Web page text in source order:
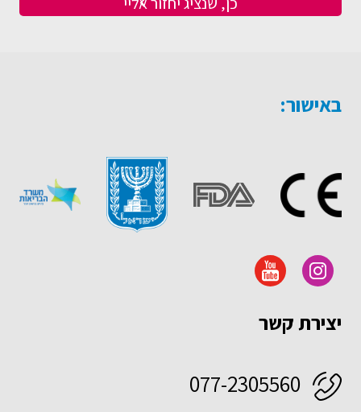
באישור:
יצירת קשר
077-2305560